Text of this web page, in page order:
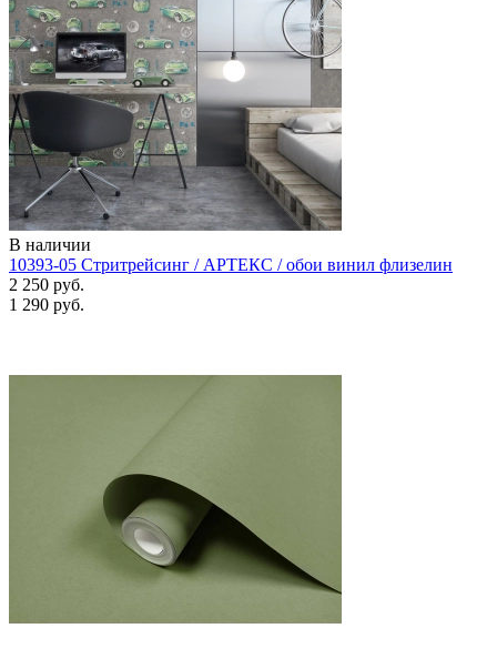
В наличии
10393-05 Стритрейсинг / АРТЕКС / обои винил флизелин
2 250 руб.
1 290 руб.